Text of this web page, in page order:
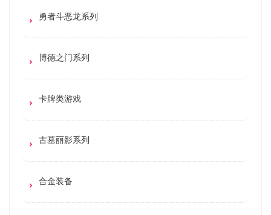
勇者斗恶龙系列
博德之门系列
卡牌类游戏
古墓丽影系列
合金装备